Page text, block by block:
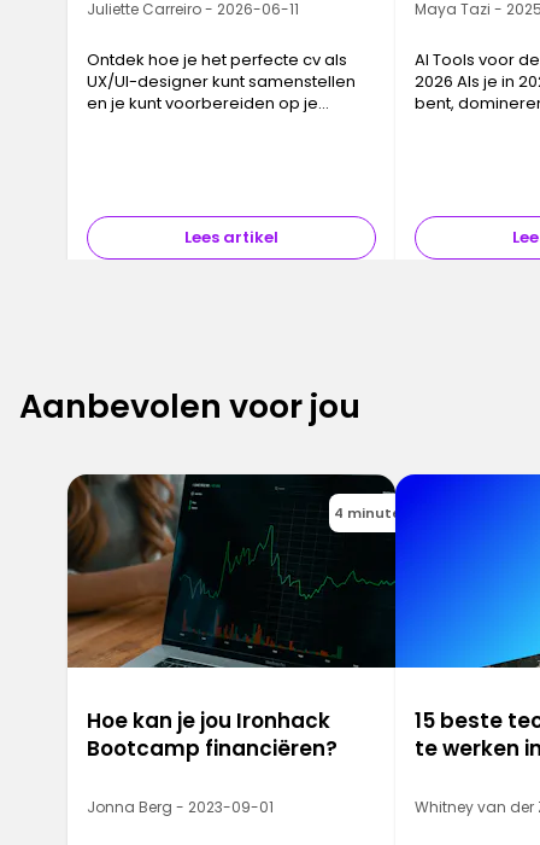
Juliette Carreiro - 2026-06-11
Ontdek hoe je het perfecte cv als
UX/UI-designer kunt samenstellen
en je kunt voorbereiden op je
Lees artikel
Maya Tazi -
AI Tools voor
2026 Als je in
bent,
Aanbevolen voor jou
4 minutes
Hoe kan je jou Ironhack
Bootcamp financiëren?
Jonna Berg - 2023-09-01
15 beste
te werken
Whitney van